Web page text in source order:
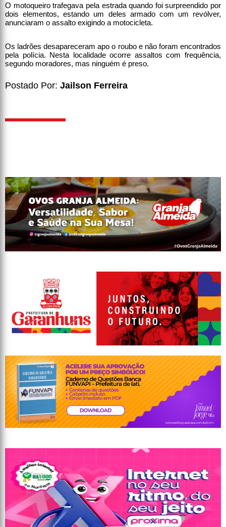
O motoqueiro trafegava pela estrada quando foi surpreendido por
dois elementos, estando um deles armado com um revólver,
anunciaram o assalto exigindo a motocicleta.
Os ladrões desapareceram apo o roubo e não foram encontrados
pela polícia. Nesta localidade ocorre assaltos com frequência,
segundo moradores, mas ninguém é preso.
Postado Por: Jailson Ferreira